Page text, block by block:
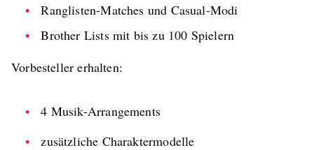
Ranglisten-Matches und Casual-Modi
Brother Lists mit bis zu 100 Spielern
Vorbesteller erhalten:
4 Musik-Arrangements
zusätzliche Charaktermodelle